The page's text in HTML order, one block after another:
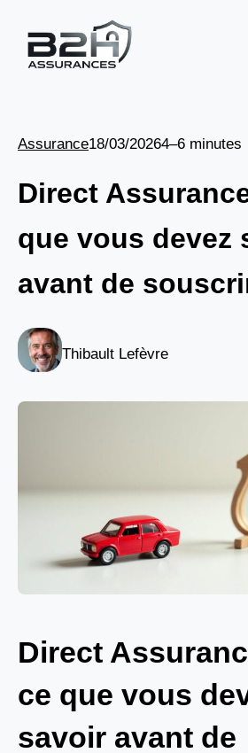
contenu
Assurance18/03/20264–6 minutes
Direct
que vous devez
avant de
Thibault Lefèvre
Direct
ce que vous
savoir avant de